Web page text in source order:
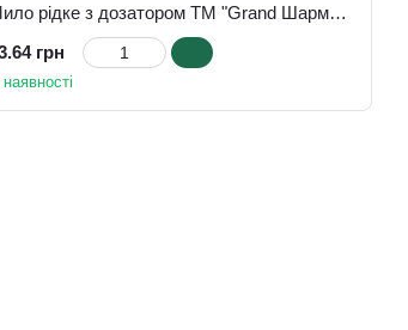
Мило рідке з дозатором ТМ "Grand Шарм" Maxi Гранат та олива, 500 мл
грн